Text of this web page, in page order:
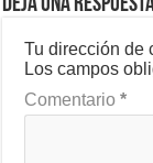
Deja una
Tu dirección de
Los campos
Comentario*